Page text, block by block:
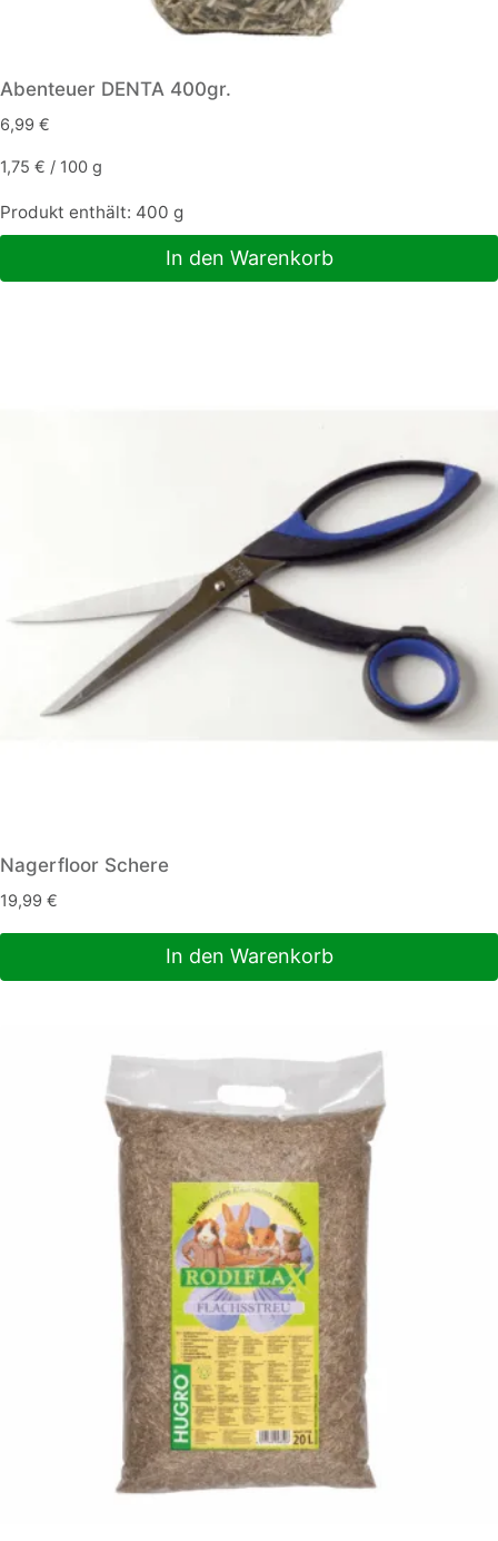
Abenteuer DENTA 400gr.
6,99 €
1,75 € / 100 g
Produkt enthält: 400 g
In den Warenkorb
Nagerfloor Schere
19,99 €
In den Warenkorb